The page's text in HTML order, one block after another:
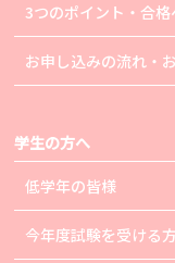
3つのポイント・合格
お申し込みの流れ・
学生の方へ
低学年の皆様
今年度試験を受ける方